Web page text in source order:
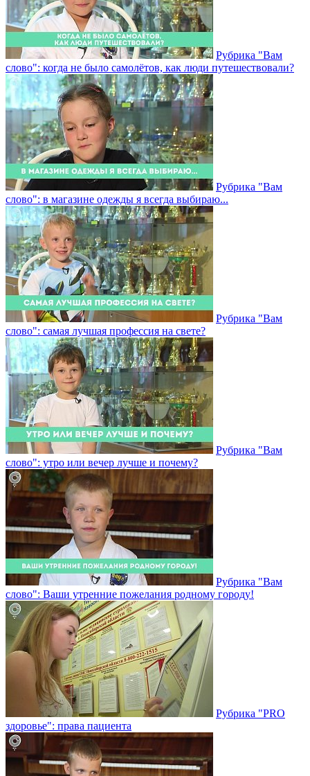
Рубрика "Вам
слово": когда не было самолётов, как люди путешествовали?
Рубрика "Вам
слово": в магазине одежды я всегда выбираю...
Рубрика "Вам
слово": самая лучшая профессия на свете?
Рубрика "Вам
слово": утро или вечер лучше и почему?
Рубрика "Вам
слово": Ваши утренние пожелания родному городу!
Рубрика "PRO
здоровье": права пациента